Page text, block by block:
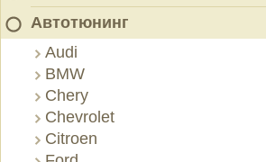
Автотюнинг
Audi
BMW
Chery
Chevrolet
Citroen